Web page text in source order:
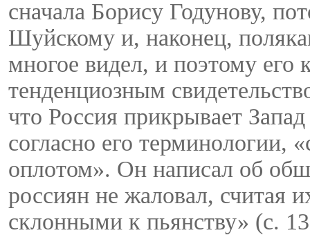
сначала Борису Годунову,
Шуйскому и, наконец,
многое видел, и поэтому его
тенденциозным
что Россия прикрывает
согласно его терминологии,
оплотом». Он написал об
россиян не жаловал, считая
склонными к пьянству» (с.